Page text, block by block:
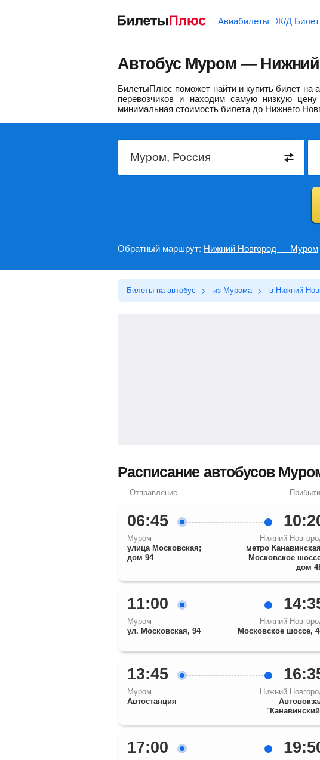
Авиабилеты Ж/Д
Автобус Муром — Нижний
БилетыПлюс поможет найти и купить билет на
перевозчиков и находим самую низкую
минимальная стоимость билета до Нижнего
Обратный маршрут: Нижний Новгород — Муром
Билеты на автобус из Мурома в Нижний
Расписание автобусов
Отправление
06:45
Муром
улица Московская;
дом 94
Нижний
метро
Московское
дом
11:00
Муром
ул. Московская, 94
Нижний
Московское шоссе,
13:45
Муром
Автостанция
Нижний
17:00